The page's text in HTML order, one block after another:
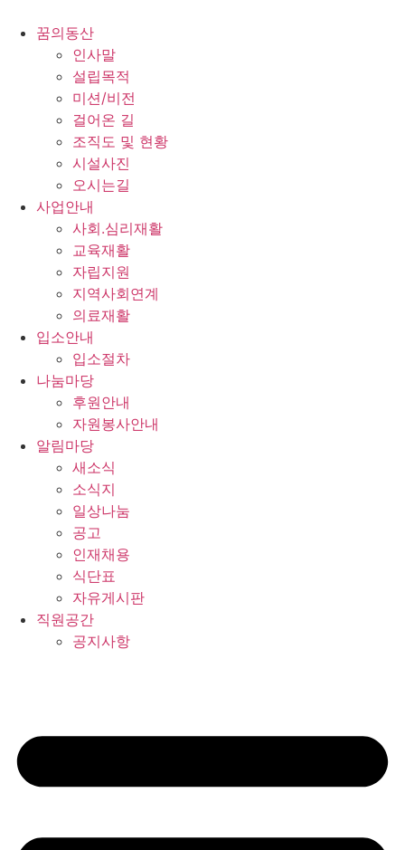
꿈의동산
인사말
설립목적
미션/비전
걸어온 길
조직도 및 현황
시설사진
오시는길
사업안내
사회.심리재활
교육재활
자립지원
지역사회연계
의료재활
입소안내
입소절차
나눔마당
후원안내
자원봉사안내
알림마당
새소식
소식지
일상나눔
공고
인재채용
식단표
자유게시판
직원공간
공지사항